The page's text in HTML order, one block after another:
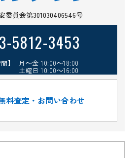
委員会第301030406546号
5812-3453
間】 月～金 10:00～18:00
土曜日 10:00～16:00
料査定・お問い合わせ